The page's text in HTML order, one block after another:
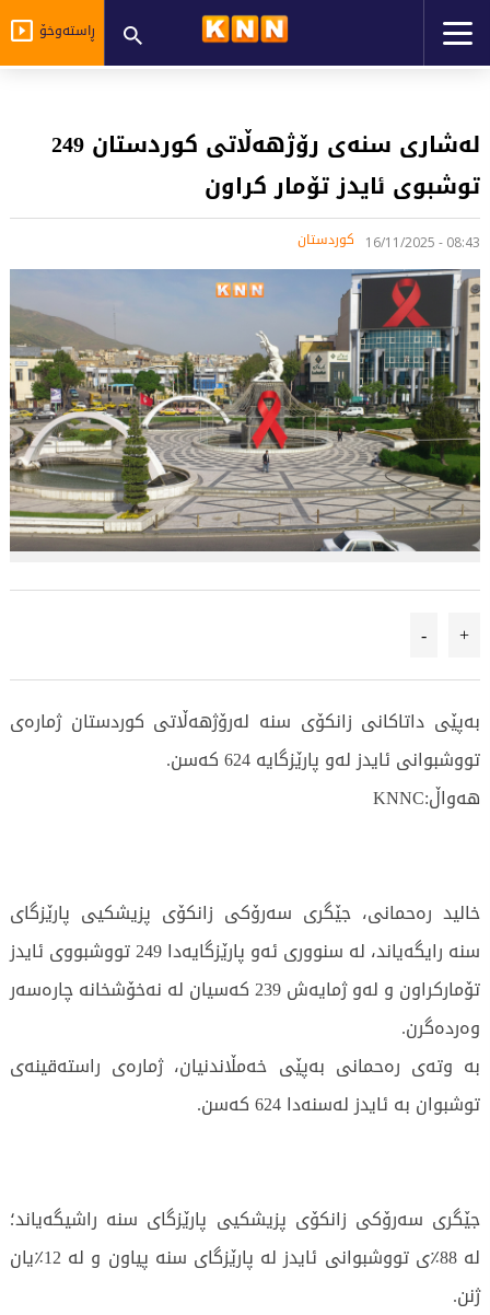
ڕاستەوخۆ
له‌شاری سنه‌ی رۆژهه‌ڵاتی كوردستان 249
توشبوی ئایدز تۆمار كراون
08:43 - 16/11/2025 کوردستان
+
-
بەپێی داتاكانی زانكۆی سنه‌ له‌رۆژهه‌ڵاتی كوردستان ژمارەی
تووشبوانی ئایدز لەو پارێزگایە 624 کەسن.
هەواڵ:KNNC
خالید رەحمانی، جێگری سەرۆکی زانکۆی پزیشکیی پارێزگای
سنە رایگەیاند، لە سنووری ئەو پارێزگایەدا 249 تووشبووی ئایدز
تۆماركراون و له‌و ژمایه‌ش 239 کەسیان لە نەخۆشخانە چارەسەر
وەردەگرن.
بە وتەی ره‌حمانی بەپێی خەمڵاندنیان، ژمارەی راسته‌قینه‌ی
توشبوان به‌ ئایدز له‌سنه‌دا 624 کەسن.
جێگری سەرۆکی زانکۆی پزیشکیی پارێزگای سنە راشیگه‌یاند؛
له‌ 88٪ی تووشبوانی ئایدز لە پارێزگای سنە پیاون و له‌ 12٪یان
ژنن.